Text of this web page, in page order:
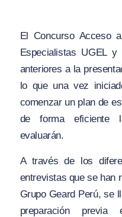
El Concurso Acceso
Especialistas UGEL
anteriores a la
lo que una vez
comenzar un plan de
de forma eficiente
evaluarán.
A través de los
entrevistas que se han
Grupo Geard Perú, se
preparación